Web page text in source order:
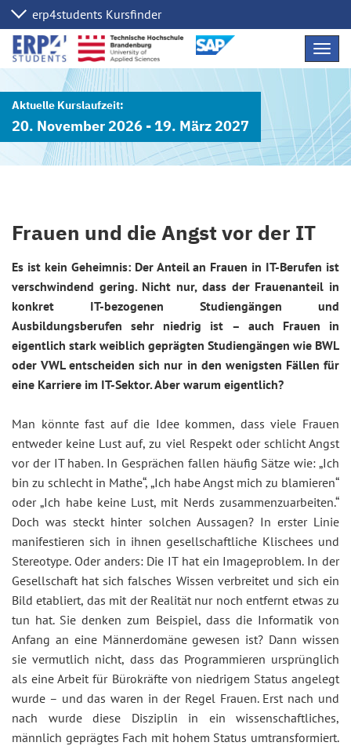
20. November 2026 - 19. März 2027
Frauen und die Angst vor der IT
Es ist kein Geheimnis: Der Anteil an Frauen in IT-Berufen ist
verschwindend gering. Nicht nur, dass der Frauenanteil in
konkret IT-bezogenen Studiengängen und
Ausbildungsberufen sehr niedrig ist – auch Frauen in
eigentlich stark weiblich geprägten Studiengängen wie BWL
oder VWL entscheiden sich nur in den wenigsten Fällen für
eine Karriere im IT-Sektor. Aber warum eigentlich?
Man könnte fast auf die Idee kommen, dass viele Frauen
entweder keine Lust auf, zu viel Respekt oder schlicht Angst
vor der IT haben. In Gesprächen fallen häufig Sätze wie: „Ich
bin zu schlecht in Mathe“, „Ich habe Angst mich zu blamieren“
oder „Ich habe keine Lust, mit Nerds zusammenzuarbeiten.“
Doch was steckt hinter solchen Aussagen? In erster Linie
manifestieren sich in ihnen gesellschaftliche Klischees und
Stereotype. Oder anders: Die IT hat ein Imageproblem. In der
Gesellschaft hat sich falsches Wissen verbreitet und sich ein
Bild etabliert, das mit der Realität nur noch entfernt etwas zu
tun hat. Sie denken zum Beispiel, dass die Informatik von
Anfang an eine Männerdomäne gewesen ist? Dann wissen
sie vermutlich nicht, dass das Programmieren ursprünglich
als eine Arbeit für Bürokräfte von niedrigem Status angelegt
wurde – und das waren in der Regel Frauen. Erst nach und
nach wurde diese Disziplin in ein wissenschaftliches,
männlich geprägtes Fach mit hohem Status umtransformiert.